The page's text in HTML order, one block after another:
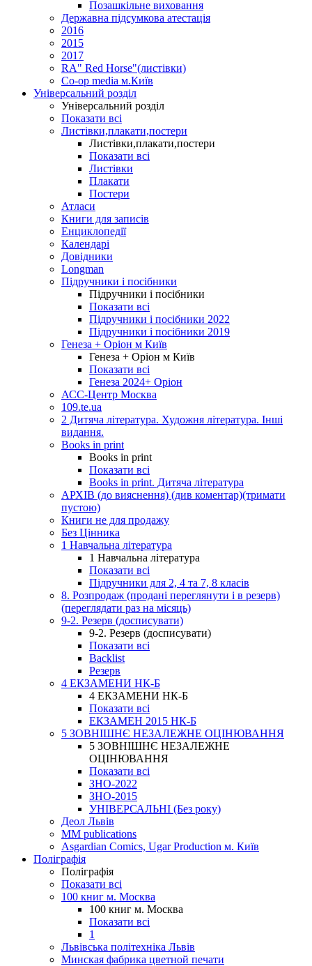
Позашкільне виховання
Державна підсумкова атестація
2016
2015
2017
RA" Red Horse"(листівки)
Co-op media м.Київ
Універсальний розділ
Універсальний розділ
Показати всі
Листівки,плакати,постери
Листівки,плакати,постери
Показати всі
Листівки
Плакати
Постери
Атласи
Книги для записів
Енциклопедії
Календарі
Довідники
Longman
Підручники і посібники
Підручники і посібники
Показати всі
Підручники і посібники 2022
Підручники і посібники 2019
Генеза + Оріон м Київ
Генеза + Оріон м Київ
Показати всі
Генеза 2024+ Оріон
АСС-Центр Москва
109.te.ua
2 Дитяча література. Художня література. Інші
видання.
Books in print
Books in print
Показати всі
Books in print. Дитяча література
АРХІВ (до вияснення) (див коментар)(тримати
пустою)
Книги не для продажу
Без Цінника
1 Навчальна література
1 Навчальна література
Показати всі
Підручники для 2, 4 та 7, 8 класів
8. Розпродаж (продані переглянути і в резерв)
(переглядати раз на місяць)
9-2. Резерв (досписувати)
9-2. Резерв (досписувати)
Показати всі
Backlist
Резерв
4 ЕКЗАМЕНИ НК-Б
4 ЕКЗАМЕНИ НК-Б
Показати всі
ЕКЗАМЕН 2015 НК-Б
5 ЗОВНІШНЄ НЕЗАЛЕЖНЕ ОЦІНЮВАННЯ
5 ЗОВНІШНЄ НЕЗАЛЕЖНЕ
ОЦІНЮВАННЯ
Показати всі
ЗНО-2022
ЗНО-2015
УНІВЕРСАЛЬНІ (Без року)
Деол Львів
MM publications
Asgardian Comics, Ugar Production м. Київ
Поліграфія
Поліграфія
Показати всі
100 книг м. Москва
100 книг м. Москва
Показати всі
1
Львівська політехніка Львів
Минская фабрика цветной печати